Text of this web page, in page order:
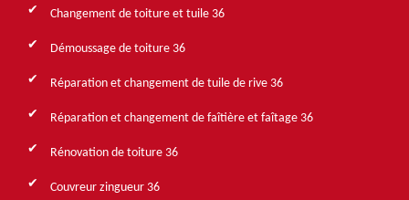
Changement de toiture et tuile 36
Démoussage de toiture 36
Réparation et changement de tuile de rive 36
Réparation et changement de faîtière et faîtage 36
Rénovation de toiture 36
Couvreur zingueur 36